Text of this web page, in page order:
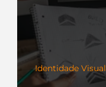
Identidade Visual